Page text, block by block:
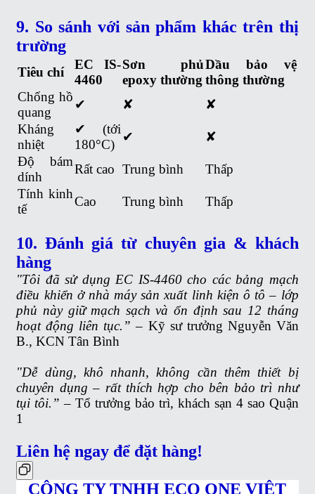
9. So sánh với sản phẩm khác trên thị
trường
Tiêu chí
EC IS-
4460
Sơn phủ
epoxy thường
Dầu bảo vệ
thông thường
Chống hồ
quang
✔ ✘
✘
Kháng
nhiệt
✔ (tới
180°C)
✔
✘
Độ bám
dính
Rất cao Trung bình
Thấp
Tính kinh
tế
Cao Trung bình Thấp
10. Đánh giá từ chuyên gia & khách
hàng
"Tôi đã sử dụng EC IS-4460 cho các bảng mạch
điều khiển ở nhà máy sản xuất linh kiện ô tô – lớp
phủ này giữ mạch sạch và ổn định sau 12 tháng
hoạt động liên tục.” – Kỹ sư trưởng Nguyễn Văn
B., KCN Tân Bình
"Dễ dùng, khô nhanh, không cần thêm thiết bị
chuyên dụng – rất thích hợp cho bên bảo trì như
tụi tôi.” – Tổ trưởng bảo trì, khách sạn 4 sao Quận
1
Liên hệ ngay để đặt hàng!
CÔNG TY TNHH ECO ONE VIỆT